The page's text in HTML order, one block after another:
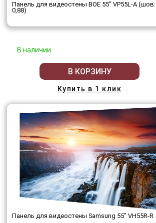
Панель для видеостены BOE 55" VP55L-A (шов:
0,88)
В наличии
В КОРЗИНУ
Купить в 1 клик
Панель для видеостены Samsung 55" VH55R-R